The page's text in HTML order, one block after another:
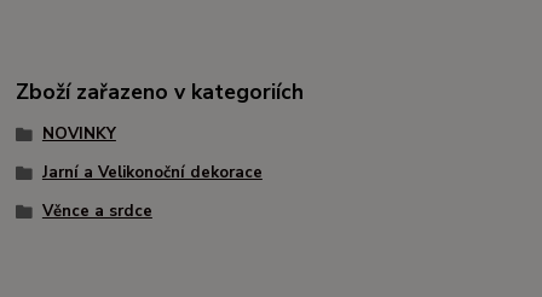
Zboží zařazeno v kategoriích
NOVINKY
Jarní a Velikonoční dekorace
Věnce a srdce